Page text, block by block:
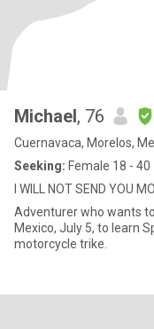
Michael, 76
Cuernavaca, Morelos,
Seeking: Female 18 - 40
I WILL NOT SEND YOU
Adventurer who wants to learn Spanish.
Mexico, July 5, to learn Spanish. I drove there from
motorcycle trike.